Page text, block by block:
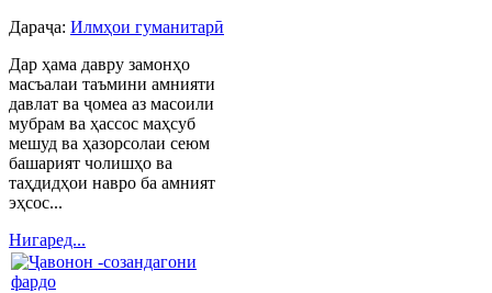
Дараҷа: Илмҳои гуманитарӣ
Дар ҳама давру замонҳо
масъалаи таъмини амнияти
давлат ва ҷомеа аз масоили
мубрам ва ҳассос маҳсуб
мешуд ва ҳазорсолаи сеюм
башарият чолишҳо ва
таҳдидҳои навро ба амният
эҳсос...
Нигаред...